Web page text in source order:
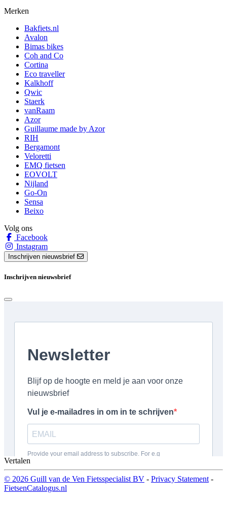
Merken
Bakfiets.nl
Avalon
Bimas bikes
Coh and Co
Cortina
Eco traveller
Kalkhoff
Qwic
Staerk
vanRaam
Azor
Guillaume made by Azor
RIH
Bergamont
Veloretti
EMQ fietsen
EOVOLT
Nijland
Go-On
Sensa
Beixo
Volg ons
Facebook
Instagram
Inschrijven nieuwsbrief
Inschrijven nieuwsbrief
Vertalen
© 2026 Guill van de Ven Fietsspecialist BV - Privacy Statement -
FietsenCatalogus.nl